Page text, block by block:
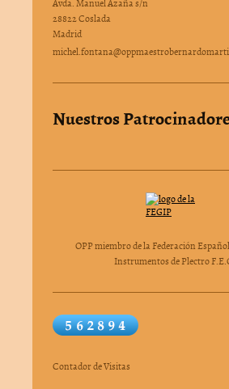
Avda. Manuel Azaña s/n
28822 Coslada
Madrid
Nuestros
OPP miembro de la Federación
Instrumentos de Plectro
Contador de Visitas